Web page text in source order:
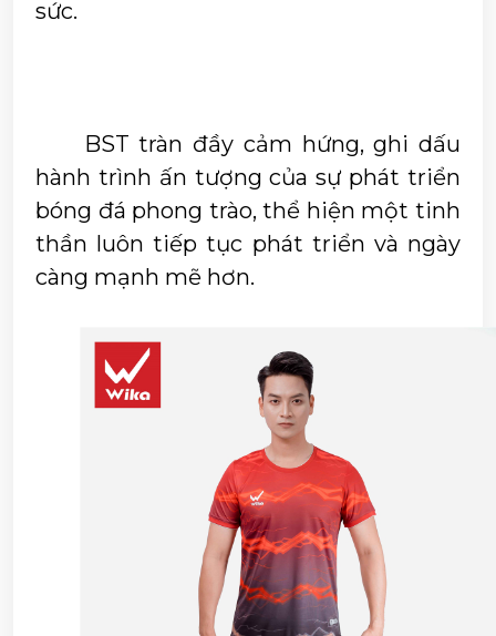
sức.
hành trình ấn tượng của sự phát triển
bóng đá phong trào, thể hiện một tinh
thần luôn tiếp tục phát triển và ngày
càng mạnh mẽ hơn.